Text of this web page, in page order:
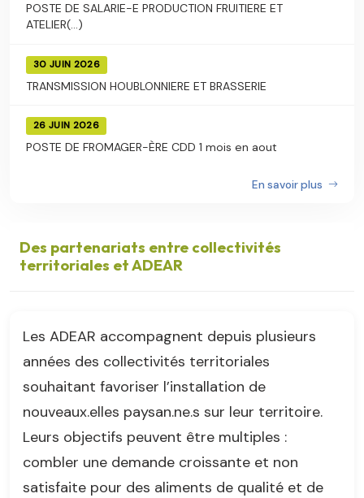
POSTE DE SALARIE-E PRODUCTION FRUITIERE ET
ATELIER(...)
30 JUIN 2026
TRANSMISSION HOUBLONNIERE ET BRASSERIE
26 JUIN 2026
POSTE DE FROMAGER-ÈRE CDD 1 mois en aout
En savoir plus
Des partenariats entre collectivités
territoriales et ADEAR
Les ADEAR accompagnent depuis plusieurs
années des collectivités territoriales
souhaitant favoriser l’installation de
nouveaux.elles paysan.ne.s sur leur territoire.
Leurs objectifs peuvent être multiples :
combler une demande croissante et non
satisfaite pour des aliments de qualité et de